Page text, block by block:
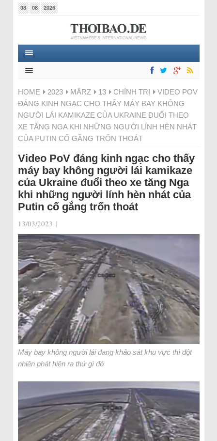
08 08 2026
HOME 2023 MÄRZ 13 CHÍNH TRỊ
VIDEO POV
ĐÁNG KINH NGẠC CHO THẤY MÁY BAY KHÔNG
NGƯỜI LÁI KAMIKAZE CỦA UKRAINE ĐUỔI THEO
XE TĂNG NGA KHI NHỮNG NGƯỜI LÍNH HÈN NHÁT
CỦA PUTIN CỐ GẮNG TRỐN THOÁT
Video PoV đáng kinh ngạc cho thấy
máy bay không người lái kamikaze
của Ukraine đuổi theo xe tăng Nga
khi những người lính hèn nhát của
Putin cố gắng trốn thoát
13/03/2023 |
Máy bay không người lái đang khảo sát khu vực thì đột
nhiên phát hiện ra thứ gì đó